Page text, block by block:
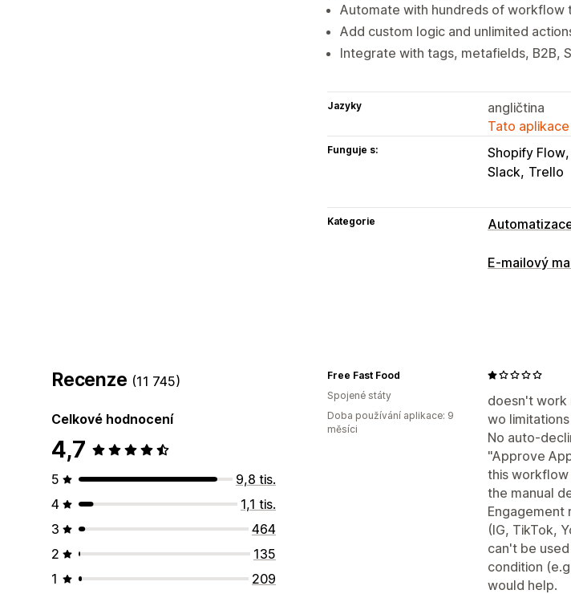
Automate with hundreds of
Add custom logic and unlimited
Integrate with tags, metafields, B2B,
Jazyky
angličtina
Tato
Funguje s: Shopify Flow
Slack Trello
Kategorie
Úlohy
Přizpůsobení
API
Vlastní
E-mailový
Vlastní
Správa
Nástroj Editor
Segmentace
Recenze (11 745)
Celkové hodnocení
4,7
5
9,8 tis.
4
1,1 tis.
3
464
2
135
1
209
doesn't work
wo
No auto-
"Approve
this workflow
the manual
(IG, TikTok,
can't be
condition
would help.
Free Fast Food
Spojené státy
Doba používání aplikace: 9
měsíci